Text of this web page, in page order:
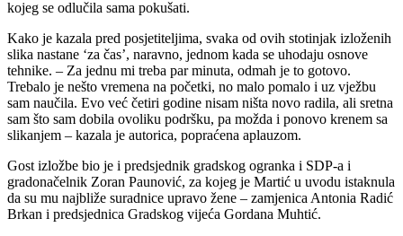
kojeg se odlučila sama pokušati.
Kako je kazala pred posjetiteljima, svaka od ovih stotinjak izloženih
slika nastane ‘za čas’, naravno, jednom kada se uhodaju osnove
tehnike. – Za jednu mi treba par minuta, odmah je to gotovo.
Trebalo je nešto vremena na početki, no malo pomalo i uz vježbu
sam naučila. Evo već četiri godine nisam ništa novo radila, ali sretna
sam što sam dobila ovoliku podršku, pa možda i ponovo krenem sa
slikanjem – kazala je autorica, popraćena aplauzom.
Gost izložbe bio je i predsjednik gradskog ogranka i SDP-a i
gradonačelnik Zoran Paunović, za kojeg je Martić u uvodu istaknula
da su mu najbliže suradnice upravo žene – zamjenica Antonia Radić
Brkan i predsjednica Gradskog vijeća Gordana Muhtić.